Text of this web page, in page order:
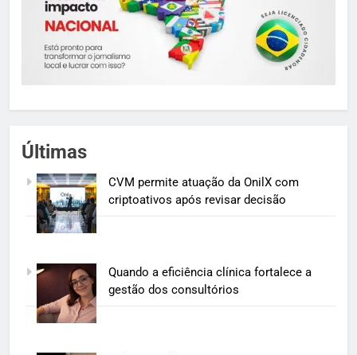
Últimas
CVM permite atuação da OnilX com
criptoativos após revisar decisão
Quando a eficiência clínica fortalece a
gestão dos consultórios